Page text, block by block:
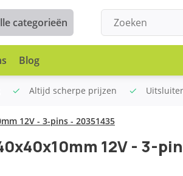
categorieën
Blog
Altijd scherpe prijzen
12V - 3-pins - 20351435
12V - 3-